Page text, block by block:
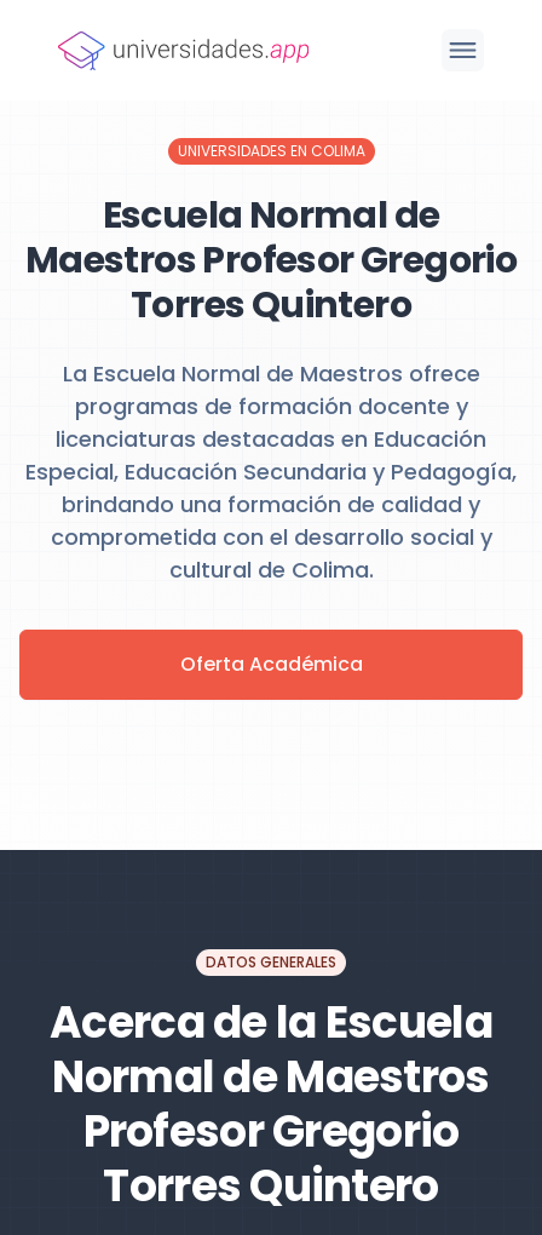
UNIVERSIDADES EN COLIMA
Escuela Normal de
Maestros Profesor Gregorio
Torres Quintero
La Escuela Normal de Maestros ofrece
programas de formación docente y
licenciaturas destacadas en Educación
Especial, Educación Secundaria y Pedagogía,
brindando una formación de calidad y
comprometida con el desarrollo social y
cultural de Colima.
Oferta Académica
DATOS GENERALES
Acerca de la Escuela
Normal de Maestros
Profesor Gregorio
Torres Quintero